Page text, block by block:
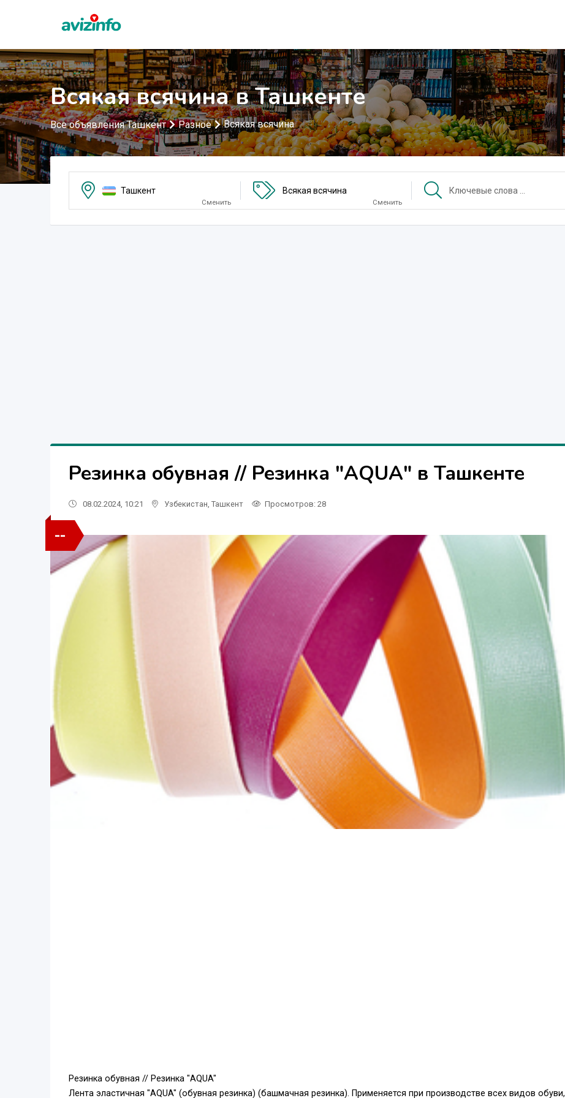
Всякая всячина в Ташкенте
Все объявления Ташкент Разное Всякая всячина
Ташкент
Сменить
Всякая всячина
Сменить
Резинка обувная // Резинка "AQUA" в Ташкенте
08.02.2024, 10:21 Узбекистан Ташкент Просмотров: 28
--
Резинка обувная // Резинка "AQUA"
Лента эластичная "AQUA" (обувная резинка) (башмачная резинка). Применяется при производстве всех видов обуви,